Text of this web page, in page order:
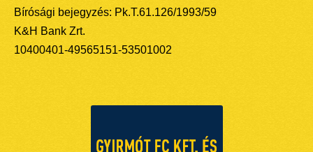
Bírósági bejegyzés: Pk.T.61.126/1993/59
K&H Bank Zrt.
10400401-49565151-53501002